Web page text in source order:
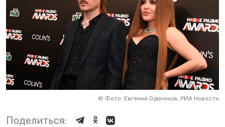
© Фото: Евгений Одиноков, РИА Новости
Поделиться: